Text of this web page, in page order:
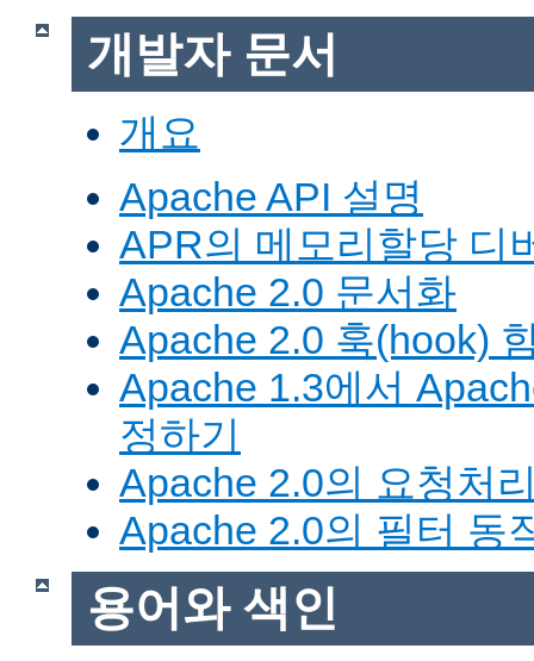
개발자 문서
개요
Apache API 설명
APR의 메모리할당 디
Apache 2.0 문서화
Apache 2.0 훅(hook)
Apache 1.3에서
정하기
Apache 2.0의 요청처
Apache 2.0의 필터 동
용어와 색인